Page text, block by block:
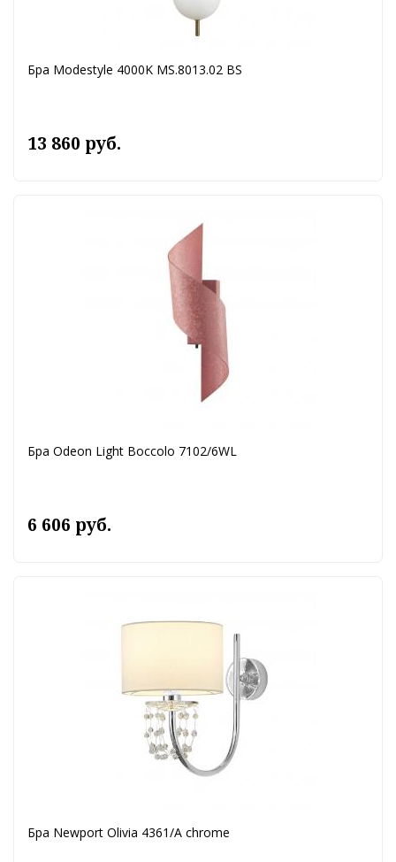
Бра Modestyle 4000K MS.8013.02 BS
13 860 руб.
Бра Odeon Light Boccolo 7102/6WL
6 606 руб.
Бра Newport Olivia 4361/A chrome